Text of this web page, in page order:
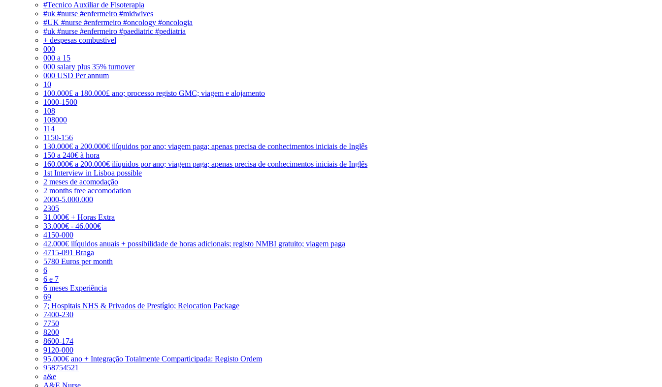
#Tecnico Auxiliar de Fisoterapia
#uk #nurse #enfermeiro #midwives
#UK #nurse #enfermeiro #oncology #oncologia
#uk #nurse #enfermeiro #paediatric #pediatria
+ despesas combustivel
000
000 a 15
000 salary plus 35% turnover
000 USD Per annum
10
100.000£ a 180.000£ ano; processo registo GMC; viagem e alojamento
1000-1500
108
108000
114
1150-156
130.000€ a 200.000€ ilíquidos por ano; viagem paga; apenas precisa de conhecimentos iniciais de Inglês
150 a 240€ à hora
160.000€ a 200.000€ ilíquidos por ano; viagem paga; apenas precisa de conhecimentos iniciais de Inglês
1st Interview in Lisboa possible
2 meses de acomodação
2 months free accomodation
2000-5.000.000
2305
31.000€ + Horas Extra
33.000€ - 46.000€
4150-000
42.000€ ilíquidos anuais + possibilidade de horas adicionais; registo NMBI gratuito; viagem paga
4715-091 Braga
5780 Euros per month
6
6 e 7
6 meses Experiência
69
7; Hospitais NHS & Privados de Prestígio; Relocation Package
7400-230
7750
8200
8600-174
9120-000
95.000€ ano + Integração Totalmente Comparticipada: Registo Ordem
958754521
a&e
A&E Nurse